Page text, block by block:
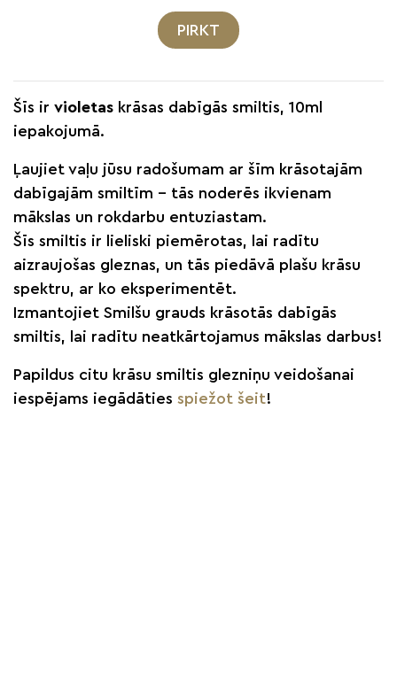
PIRKT
Šīs ir violetas krāsas dabīgās smiltis, 10ml
iepakojumā.
Ļaujiet vaļu jūsu radošumam ar šīm krāsotajām
dabīgajām smiltīm – tās noderēs ikvienam
mākslas un rokdarbu entuziastam.
Šīs smiltis ir lieliski piemērotas, lai radītu
aizraujošas gleznas, un tās piedāvā plašu krāsu
spektru, ar ko eksperimentēt.
Izmantojiet Smilšu grauds krāsotās dabīgās
smiltis, lai radītu neatkārtojamus mākslas darbus!
Papildus citu krāsu smiltis glezniņu veidošanai
iespējams iegādāties spiežot šeit!